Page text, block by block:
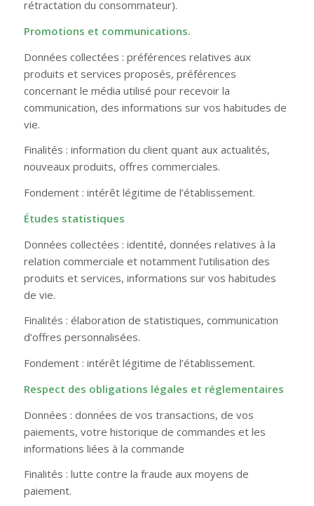
rétractation du consommateur).
Promotions et communications.
Données collectées : préférences relatives aux
produits et services proposés, préférences
concernant le média utilisé pour recevoir la
communication, des informations sur vos habitudes de
vie.
Finalités : information du client quant aux actualités,
nouveaux produits, offres commerciales.
Fondement : intérêt légitime de l’établissement.
Études statistiques
Données collectées : identité, données relatives à la
relation commerciale et notamment l’utilisation des
produits et services, informations sur vos habitudes
de vie.
Finalités : élaboration de statistiques, communication
d’offres personnalisées.
Fondement : intérêt légitime de l’établissement.
Respect des obligations légales et réglementaires
Données : données de vos transactions, de vos
paiements, votre historique de commandes et les
informations liées à la commande
Finalités : lutte contre la fraude aux moyens de
paiement.